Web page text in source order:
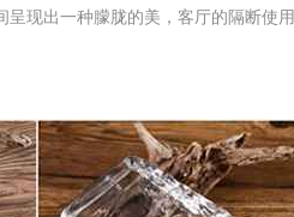
现出一种朦胧的美，客厅的隔断使用